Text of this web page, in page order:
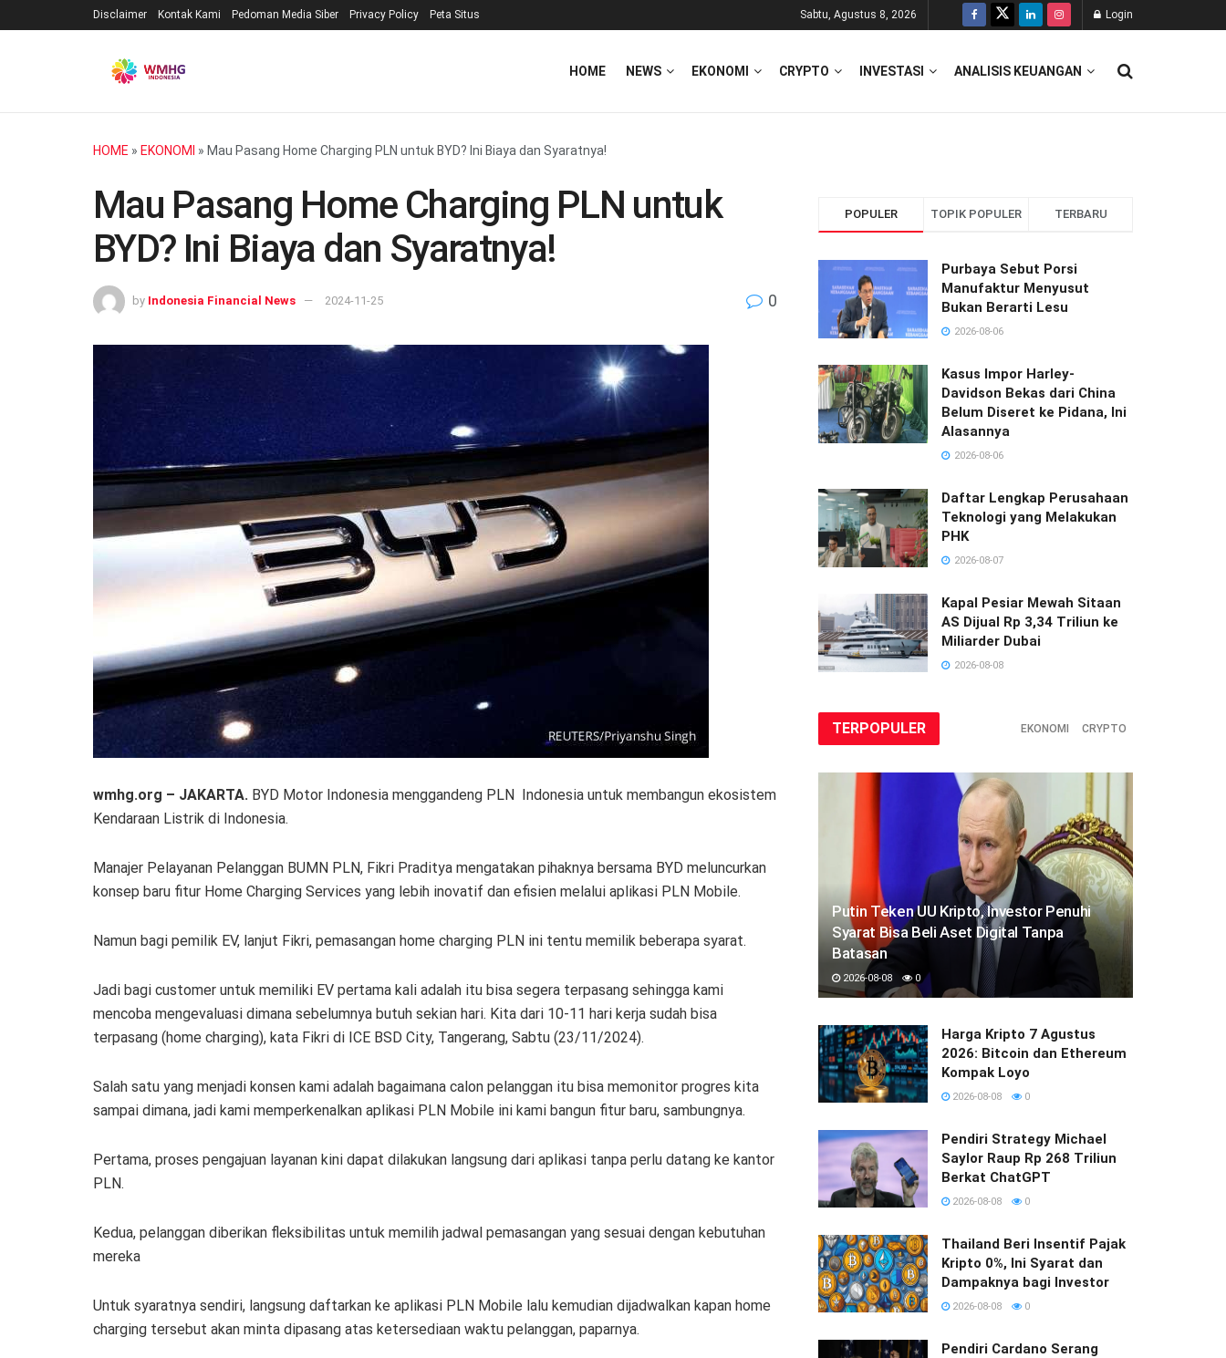
Disclaimer Kontak Kami Pedoman Media Siber Privacy Policy Peta Situs Sabtu, Agustus 8, 2026 Login
HOME NEWS EKONOMI CRYPTO INVESTASI ANALISIS KEUANGAN
HOME » EKONOMI » Mau Pasang Home Charging PLN untuk BYD? Ini Biaya dan Syaratnya!
Mau Pasang Home Charging PLN untuk
BYD? Ini Biaya dan Syaratnya!
by Indonesia Financial News 2024-11-25 0
wmhg.org – JAKARTA. BYD Motor Indonesia menggandeng PLN Indonesia untuk membangun ekosistem
Kendaraan Listrik di Indonesia.
Manajer Pelayanan Pelanggan BUMN PLN, Fikri Praditya mengatakan pihaknya bersama BYD meluncurkan
konsep baru fitur Home Charging Services yang lebih inovatif dan efisien melalui aplikasi PLN Mobile.
Namun bagi pemilik EV, lanjut Fikri, pemasangan home charging PLN ini tentu memilik beberapa syarat.
Jadi bagi customer untuk memiliki EV pertama kali adalah itu bisa segera terpasang sehingga kami
mencoba mengevaluasi dimana sebelumnya butuh sekian hari. Kita dari 10-11 hari kerja sudah bisa
terpasang (home charging), kata Fikri di ICE BSD City, Tangerang, Sabtu (23/11/2024).
Salah satu yang menjadi konsen kami adalah bagaimana calon pelanggan itu bisa memonitor progres kita
sampai dimana, jadi kami memperkenalkan aplikasi PLN Mobile ini kami bangun fitur baru, sambungnya.
Pertama, proses pengajuan layanan kini dapat dilakukan langsung dari aplikasi tanpa perlu datang ke kantor
PLN.
Kedua, pelanggan diberikan fleksibilitas untuk memilih jadwal pemasangan yang sesuai dengan kebutuhan
mereka
Untuk syaratnya sendiri, langsung daftarkan ke aplikasi PLN Mobile lalu kemudian dijadwalkan kapan home
charging tersebut akan minta dipasang atas ketersediaan waktu pelanggan, paparnya.
POPULER TOPIK POPULER TERBARU
Purbaya Sebut Porsi
Manufaktur Menyusut
Bukan Berarti Lesu
2026-08-06
Kasus Impor Harley-
Davidson Bekas dari China
Belum Diseret ke Pidana, Ini
Alasannya
2026-08-06
Daftar Lengkap Perusahaan
Teknologi yang Melakukan
PHK
2026-08-07
Kapal Pesiar Mewah Sitaan
AS Dijual Rp 3,34 Triliun ke
Miliarder Dubai
2026-08-08
TERPOPULER EKONOMI CRYPTO
Putin Teken UU Kripto, Investor Penuhi
Syarat Bisa Beli Aset Digital Tanpa
Batasan
2026-08-08 0
Harga Kripto 7 Agustus
2026: Bitcoin dan Ethereum
Kompak Loyo
2026-08-08 0
Pendiri Strategy Michael
Saylor Raup Rp 268 Triliun
Berkat ChatGPT
2026-08-08 0
Thailand Beri Insentif Pajak
Kripto 0%, Ini Syarat dan
Dampaknya bagi Investor
2026-08-08 0
Pendiri Cardano Serang